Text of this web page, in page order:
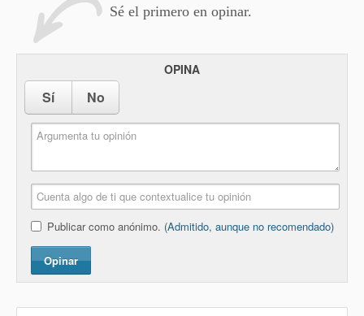
Sé el primero en opinar.
OPINA
Sí No
Publicar como anónimo. (Admitido, aunque no recomendado)
Opinar